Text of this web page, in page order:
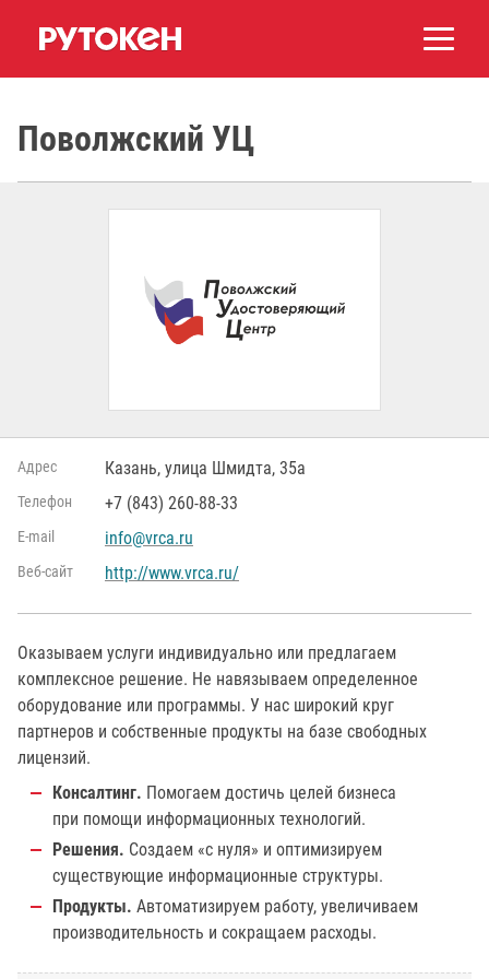
Поволжский УЦ
Адрес Казань, улица Шмидта, 35а
Телефон +7 (843) 260-88-33
Е-mail info@vrca.ru
Веб-сайт http://www.vrca.ru/
Оказываем услуги индивидуально или предлагаем
комплексное решение. Не навязываем определенное
оборудование или программы. У нас широкий круг
партнеров и собственные продукты на базе свободных
лицензий.
Консалтинг. Помогаем достичь целей бизнеса
при помощи информационных технологий.
Решения. Создаем «с нуля» и оптимизируем
существующие информационные структуры.
Продукты. Автоматизируем работу, увеличиваем
производительность и сокращаем расходы.